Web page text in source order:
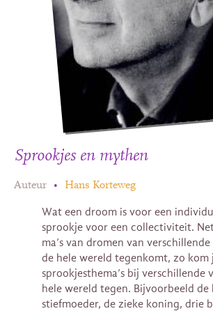
Sprookjes en mythen
Auteur • Hans Korteweg
Wat een droom is voor een
sprookje voor een collectiviteit.
ma’s van dromen van
de hele wereld tegenkomt, zo kom
sprookjesthema’s bij verschillende
hele wereld tegen. Bijvoorbeeld de
stiefmoeder, de zieke koning, drie